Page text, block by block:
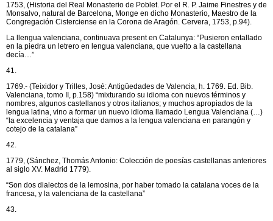
1753, (Historia del Real Monasterio de Poblet. Por el R. P. Jaime Finestres y de
Monsalvo, natural de Barcelona, Monge en dicho Monasterio, Maestro de la
Congregación Cisterciense en la Corona de Aragón. Cervera, 1753, p.94).
La llengua valenciana, continuava present en Catalunya: “Pusieron entallado
en la piedra un letrero en lengua valenciana, que vuelto a la castellana
decía…”
41.
1769.- (Teixidor y Trilles, José: Antigüedades de Valencia, h. 1769. Ed. Bib.
Valenciana, tomo II, p.158) “mixturando su idioma con nuevos términos y
nombres, algunos castellanos y otros italianos; y muchos apropiados de la
lengua latina, vino a formar un nuevo idioma llamado Lengua Valenciana (…)
“la excelencia y ventaja que damos a la lengua valenciana en parangón y
cotejo de la catalana”
42.
1779, (Sánchez, Thomás Antonio: Colección de poesías castellanas anteriores
al siglo XV. Madrid 1779).
“Son dos dialectos de la lemosina, por haber tomado la catalana voces de la
francesa, y la valenciana de la castellana”
43.